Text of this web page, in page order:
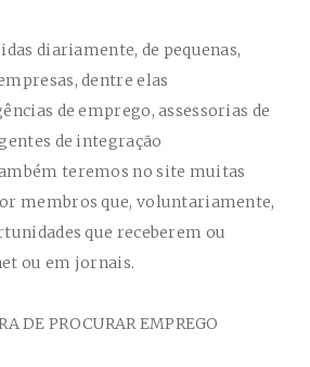
diariamente, de pequenas,
dentre elas
de emprego, assessorias de
de integração
teremos no site muitas
membros que, voluntariamente,
que receberem ou
ou em jornais.
DE PROCURAR EMPREGO